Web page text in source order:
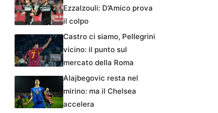
Ezzalzouli: D’Amico prova
il colpo
Castro ci siamo, Pellegrini
vicino: il punto sul
mercato della Roma
Alajbegovic resta nel
mirino: ma il Chelsea
accelera